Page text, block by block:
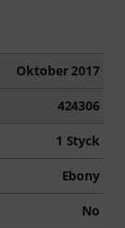
Oktober 2017
424306
1 Styck
Ebony
No